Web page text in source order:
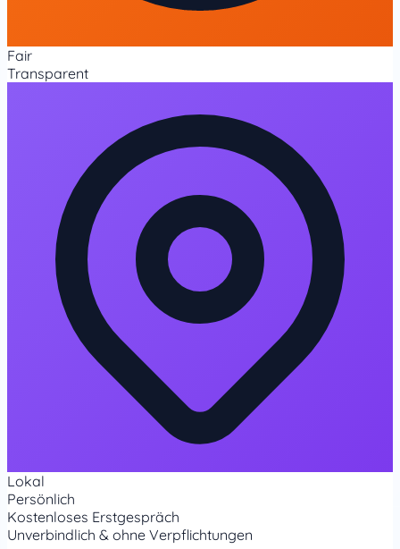
Fair
Transparent
Lokal
Persönlich
Kostenloses Erstgespräch
Unverbindlich & ohne Verpflichtungen